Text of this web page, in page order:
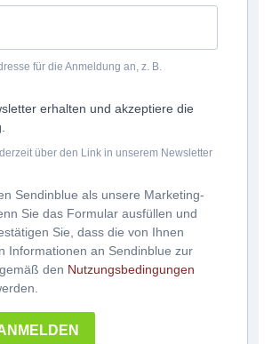
Blasmusik Erfolge
In den Warenkorb
für die Anmeldung an, z. B.
erhalten und akzeptiere die
über den Link in unserem Newsletter
Sendinblue als unsere Marketing-
Sie das Formular ausfüllen und
Sie, dass die von Ihnen
Informationen an Sendinblue zur
den Nutzungsbedingungen